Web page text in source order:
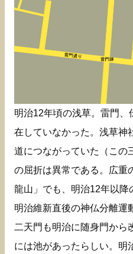
明治12年頃の浅草。雷門
在していなかった。浅草神
道につながっていた（この
の屈折は異常である。広重
龍山」でも、明治12年以降
明治維新直後の神仏分離運
二天門も明治に随身門から
には池があったらしい。明